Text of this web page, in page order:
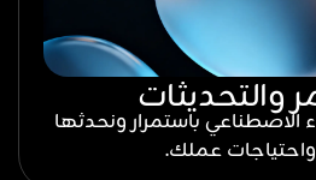
والتحديثات
الاصطناعي باستمرار ونحدثها
عملك.